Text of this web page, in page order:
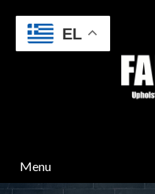
Menu
EL